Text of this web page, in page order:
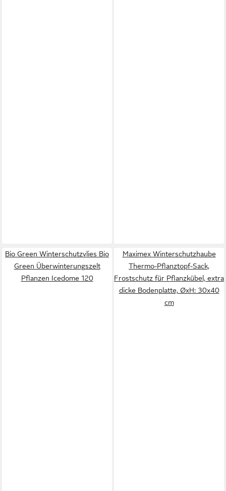
Bio Green Winterschutzvlies Bio
Green Überwinterungszelt
Pflanzen Icedome 120
Maximex Winterschutzhaube
Thermo-Pflanztopf-Sack,
Frostschutz für Pflanzkübel, extra
dicke Bodenplatte, ØxH: 30x40
cm